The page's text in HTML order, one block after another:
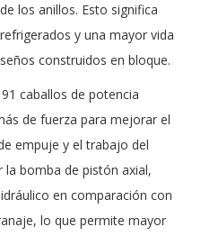
los anillos. Esto significa
y una mayor vida
construidos en bloque.
caballos de potencia
de fuerza para mejorar el
empuje y el trabajo del
la bomba de pistón axial,
en comparación con
lo que permite mayor